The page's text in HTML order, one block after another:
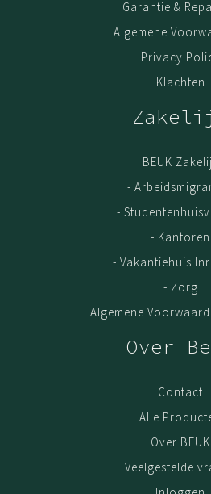
Garantie &
Algemene
Privacy
Klachten
BEUK
-
-
- Kantoren
- Vakantiehuis
- Zorg
Algemene
Over
Contact
Alle
Over BEUK
Veelgestelde